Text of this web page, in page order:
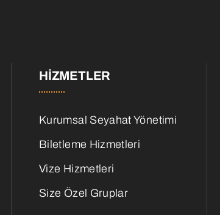
HIZMETLER
Kurumsal Seyahat Yönetimi
Biletleme Hizmetleri
Vize Hizmetleri
Size Özel Gruplar